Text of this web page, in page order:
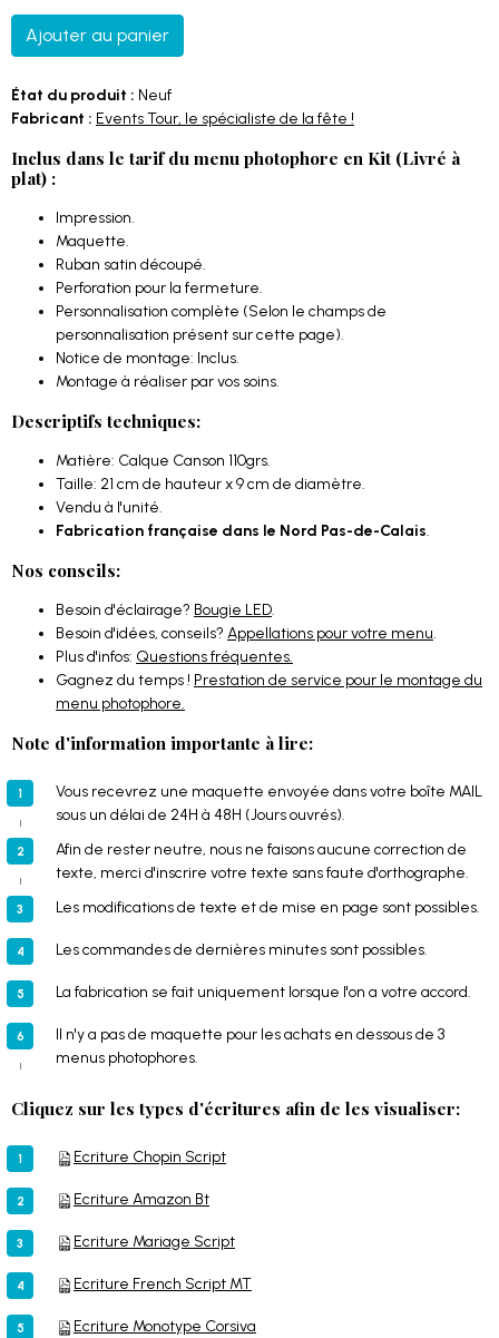
Ajouter au panier
État du produit : Neuf
Fabricant : Events Tour, le spécialiste de la fête !
Inclus dans le tarif du menu photophore en Kit (Livré à
plat) :
Impression.
Maquette.
Ruban satin découpé.
Perforation pour la fermeture.
Personnalisation complète (Selon le champs de
personnalisation présent sur cette page).
Notice de montage: Inclus.
Montage à réaliser par vos soins.
Descriptifs techniques:
Matière: Calque Canson 110grs.
Taille: 21 cm de hauteur x 9 cm de diamètre.
Vendu à l'unité.
Fabrication française dans le Nord Pas-de-Calais.
Nos conseils:
Besoin d'éclairage? Bougie LED.
Besoin d'idées, conseils? Appellations pour votre menu.
Plus d'infos: Questions fréquentes.
Gagnez du temps ! Prestation de service pour le montage du
menu photophore.
Note d'information importante à lire:
Vous recevrez une maquette envoyée dans votre boîte MAIL
sous un délai de 24H à 48H (Jours ouvrés).
Afin de rester neutre, nous ne faisons aucune correction de
texte, merci d'inscrire votre texte sans faute d'orthographe.
Les modifications de texte et de mise en page sont possibles.
Les commandes de dernières minutes sont possibles.
La fabrication se fait uniquement lorsque l'on a votre accord.
Il n'y a pas de maquette pour les achats en dessous de 3
menus photophores.
Cliquez sur les types d'écritures afin de les visualiser:
Ecriture Chopin Script
Ecriture Amazon Bt
Ecriture Mariage Script
Ecriture French Script MT
Ecriture Monotype Corsiva